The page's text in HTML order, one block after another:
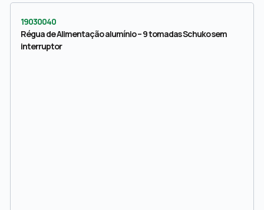
19030040
Régua de Alimentação alumínio – 9 tomadas Schuko sem
interruptor